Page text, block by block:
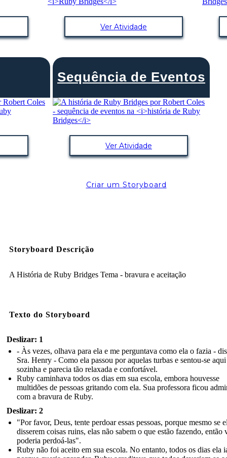
Ver Atividade
Sequência de Eventos
Ver Atividade
Criar um Storyboard
Storyboard Descrição
A História de Ruby Bridges Tema - bravura e aceitação
Texto do Storyboard
Deslizar: 1
- Às vezes, olhava para ela e me perguntava como ela o fazia -
Sra. Henry - Como ela passou por aquelas turbas e sentou-se aqui
sozinha e parecia tão relaxada e confortável.
Ruby caminhava todos os dias em sua escola, embora houvesse
multidões de pessoas gritando com ela. Sua professora ficou
com a bravura de Ruby.
Deslizar: 2
"Por favor, Deus, tente perdoar essas pessoas, porque mesmo se
disserem coisas ruins, elas não sabem o que estão fazendo, então
poderia perdoá-las".
Ruby não foi aceito em sua escola. No entanto, todos os dias ela